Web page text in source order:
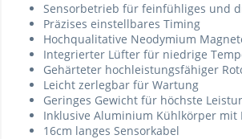
Sensorbetrieb für feinfühliges und
Präzises einstellbares Timing
Hochqualitative Neodymium
Integrierter Lüfter für niedrige
Gehärteter hochleistungsfähiger
Leicht zerlegbar für Wartung
Geringes Gewicht für höchste
Inklusive Aluminium Kühlkörper mit
16cm langes Sensorkabel